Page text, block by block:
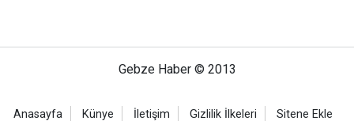
Gebze Haber © 2013
Anasayfa Künye İletişim Gizlilik İlkeleri Sitene Ekle